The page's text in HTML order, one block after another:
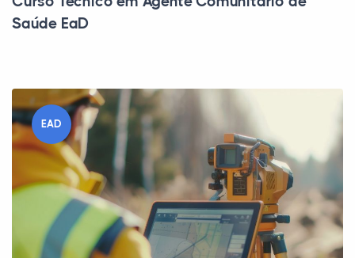
Saúde EaD
EAD